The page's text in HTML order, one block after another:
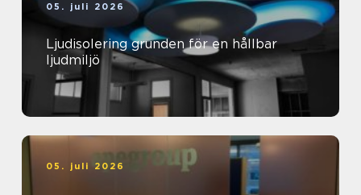
05. juli 2026
Ljudisolering grunden för en hållbar
ljudmiljö
05. juli 2026